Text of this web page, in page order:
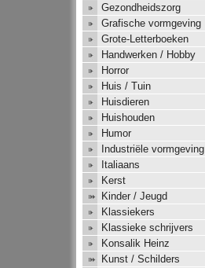
Gezondheidszorg
Grafische vormgeving
Grote-Letterboeken
Handwerken / Hobby
Horror
Huis / Tuin
Huisdieren
Huishouden
Humor
Industriële vormgeving
Italiaans
Kerst
Kinder / Jeugd
Klassiekers
Klassieke schrijvers
Konsalik Heinz
Kunst / Schilders